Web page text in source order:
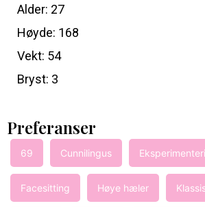
Alder: 27
Høyde: 168
Vekt: 54
Bryst: 3
Preferanser
69 Cunnilingus
Facesitting Høye hæler